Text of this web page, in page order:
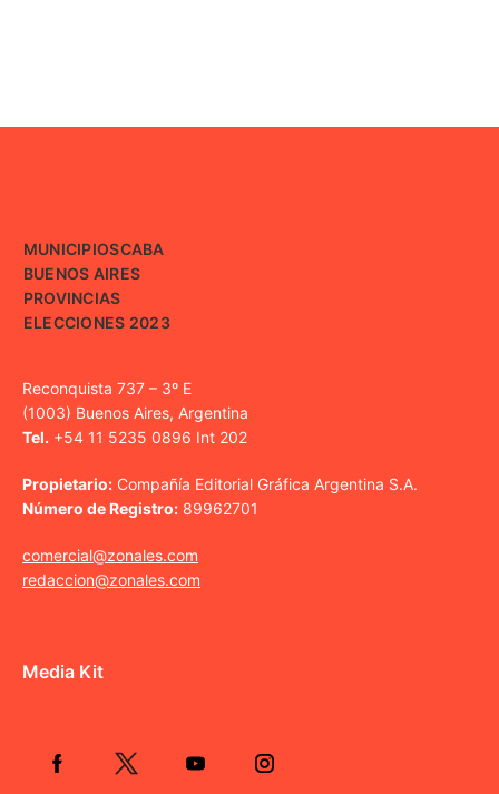
MUNICIPIOSCABA
BUENOS AIRES
PROVINCIAS
ELECCIONES 2023
Reconquista 737 – 3º E
(1003) Buenos Aires, Argentina
Tel. +54 11 5235 0896 Int 202
Propietario: Compañía Editorial Gráfica Argentina S.A.
Número de Registro: 89962701
comercial@zonales.com
redaccion@zonales.com
Media Kit